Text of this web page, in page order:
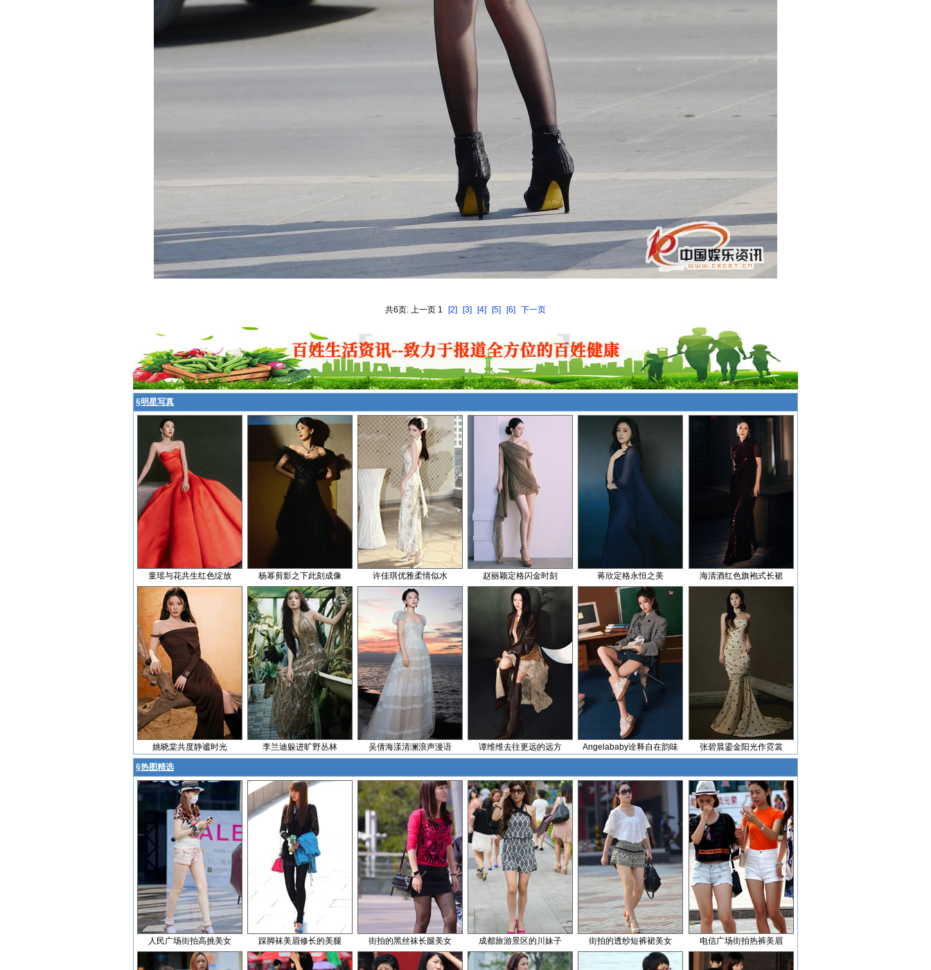
共6页: 上一页 1 [2] [3] [4] [5] [6] 下一页
§明星写真
童瑶与花共生红色绽放 杨幂剪影之下此刻成像 许佳琪优雅柔情似水 赵丽颖定格闪金时刻 蒋欣定格永恒之美 海清酒红色旗袍式长裙
姚晓棠共度静谧时光 李兰迪躲进旷野丛林 吴倩海漾清澜浪声漫语 谭维维去往更远的远方 Angelababy诠释自在韵味 张碧晨鎏金阳光作霓裳
§热图精选
人民广场街拍高挑美女 踩脚袜美眉修长的美腿 街拍的黑丝袜长腿美女 成都旅游景区的川妹子 街拍的透纱短裤裙美女 电信广场街拍热裤美眉